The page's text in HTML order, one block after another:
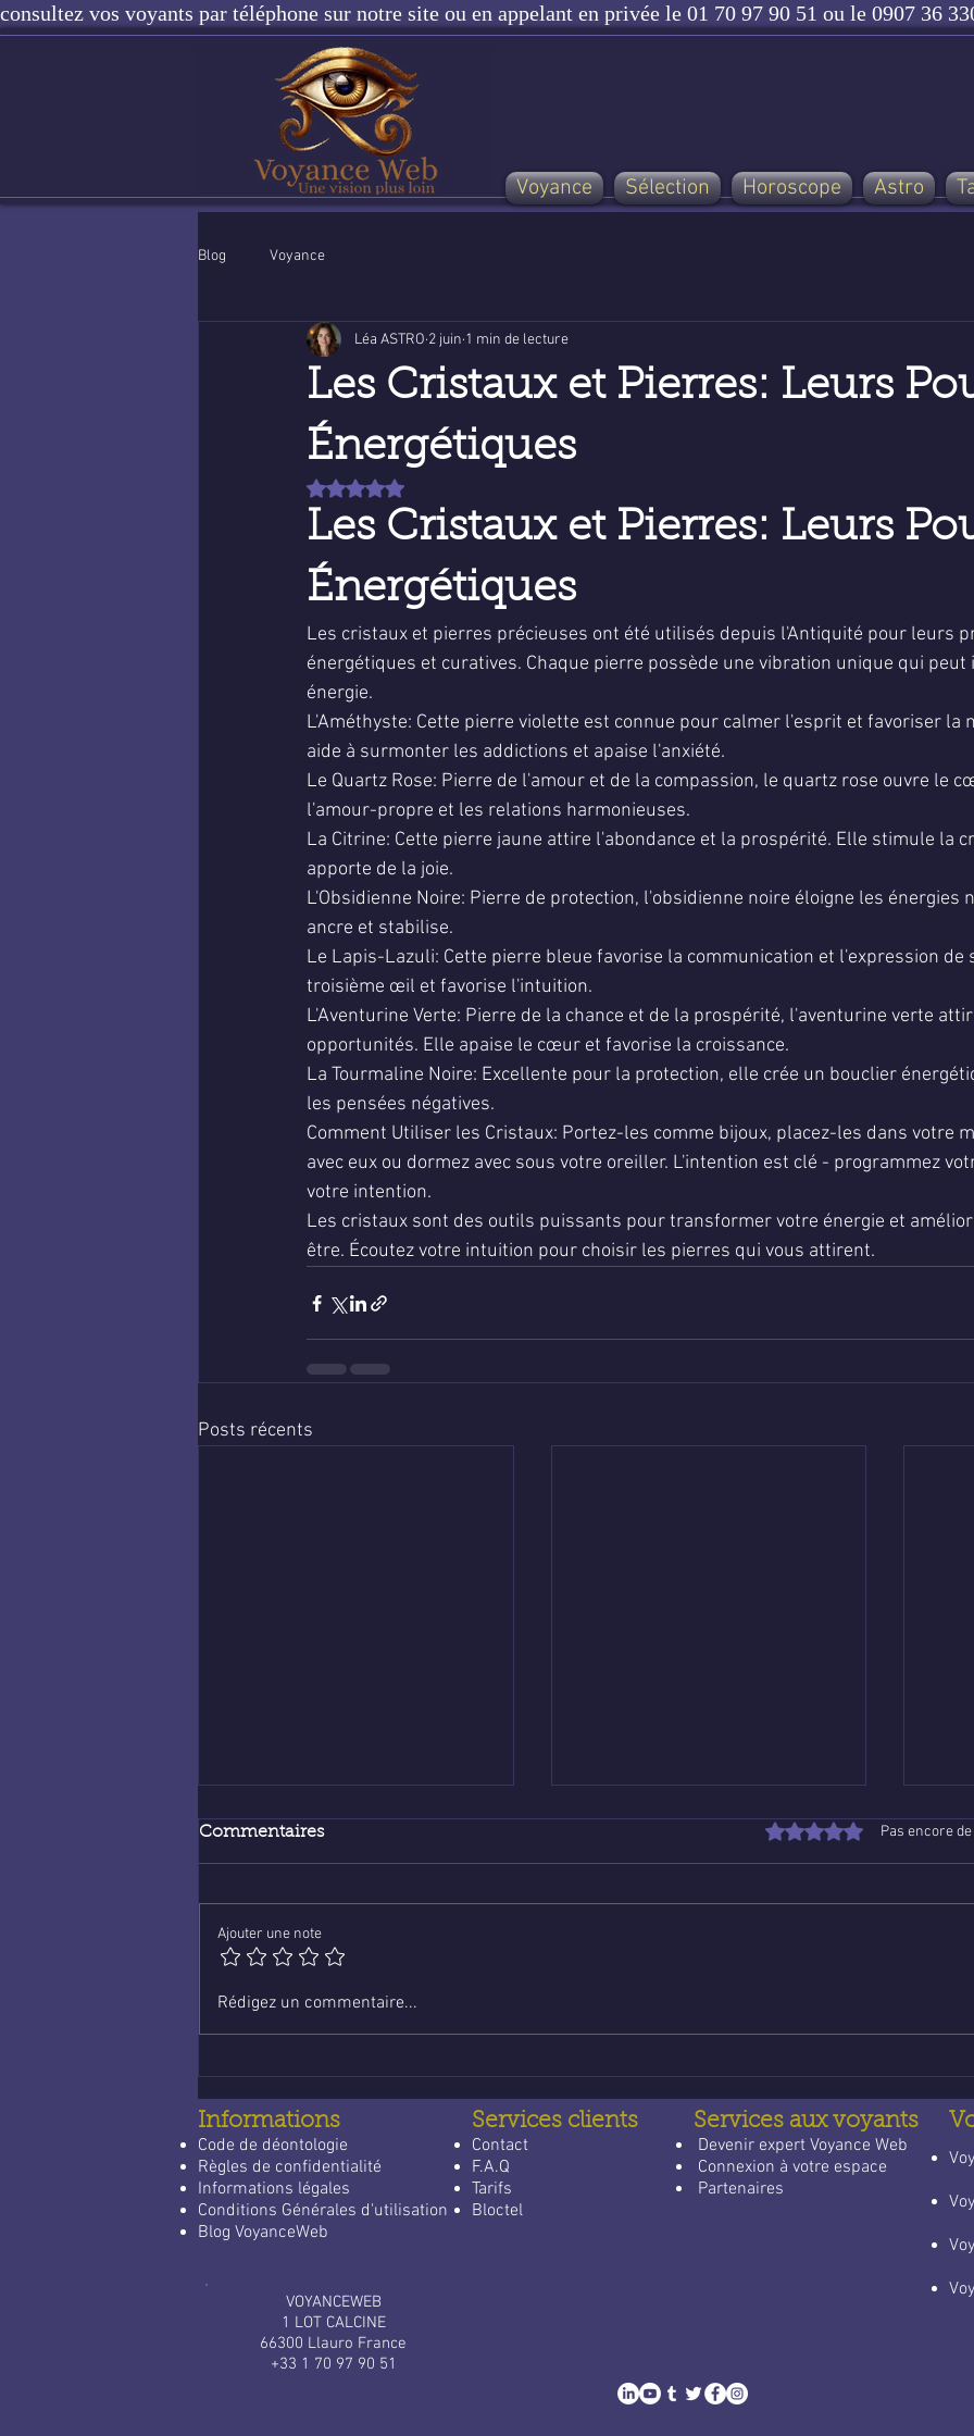
consultez vos voyants par téléphone sur notre site ou en appelant en privée le 01 70 97 90 51 ou le 0907 36
Voyance Sélection Horoscope Astro
Blog Voyance
Les Cristaux et Pierres: Leurs
Énergétiques
Léa ASTRO 2 juin 1 min de lecture
Noté NaN étoiles sur 5.
Les Cristaux et Pierres: Leurs
Énergétiques
Les cristaux et pierres précieuses ont été utilisés depuis l'Antiquité pour leurs
énergétiques et curatives. Chaque pierre possède une vibration unique qui
énergie.
L'Améthyste: Cette pierre violette est connue pour calmer l'esprit et favoriser la
aide à surmonter les addictions et apaise l'anxiété.
Le Quartz Rose: Pierre de l'amour et de la compassion, le quartz rose ouvre le
l'amour-propre et les relations harmonieuses.
La Citrine: Cette pierre jaune attire l'abondance et la prospérité. Elle stimule la
apporte de la joie.
L'Obsidienne Noire: Pierre de protection, l'obsidienne noire éloigne les énergies
ancre et stabilise.
Le Lapis-Lazuli: Cette pierre bleue favorise la communication et l'expression de
troisième œil et favorise l'intuition.
L'Aventurine Verte: Pierre de la chance et de la prospérité, l'aventurine verte
opportunités. Elle apaise le cœur et favorise la croissance.
La Tourmaline Noire: Excellente pour la protection, elle crée un bouclier
les pensées négatives.
Comment Utiliser les Cristaux: Portez-les comme bijoux, placez-les dans votre
avec eux ou dormez avec sous votre oreiller. L'intention est clé - programmez
votre intention.
Les cristaux sont des outils puissants pour transformer votre énergie et
être. Écoutez votre intuition pour choisir les pierres qui vous attirent.
Posts récents
Voyance en ligne :
des réponses
Commentaires Noté 0 étoile sur 5.
Pas encore
Ajouter une note
Rédigez un commentaire...
Informations
Code de déontologie
Règles de confidentialité
Informations légales
Conditions Générales d'utilisation
Blog VoyanceWeb
Services clients
Contact
F.A.Q
Tarifs
Bloctel
Services aux voyants
Devenir expert Voyance Web
Connexion à votre espace
Partenaires
VOYANCEWEB
1 LOT CALCINE
66300 Llauro France
+33 1 70 97 90 51